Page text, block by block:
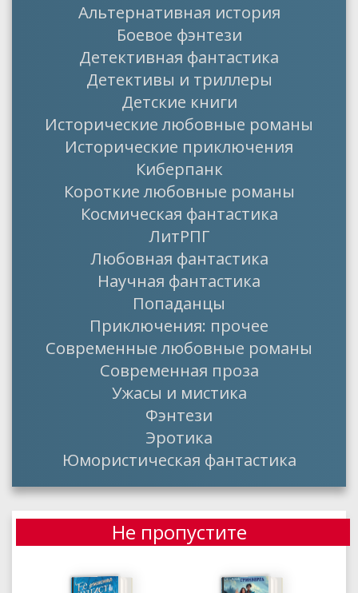
Альтернативная история
Боевое фэнтези
Детективная фантастика
Детективы и триллеры
Детские книги
Исторические любовные романы
Исторические приключения
Киберпанк
Короткие любовные романы
Космическая фантастика
ЛитРПГ
Любовная фантастика
Научная фантастика
Попаданцы
Приключения: прочее
Современные любовные романы
Современная проза
Ужасы и мистика
Фэнтези
Эротика
Юмористическая фантастика
Не пропустите